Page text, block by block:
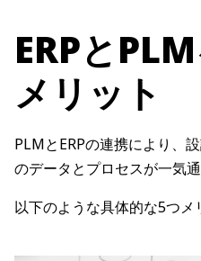
ERPと
メリット
PLMとERPの連携により、
のデータとプロセスが一気通
以下のような具体的な5つメ